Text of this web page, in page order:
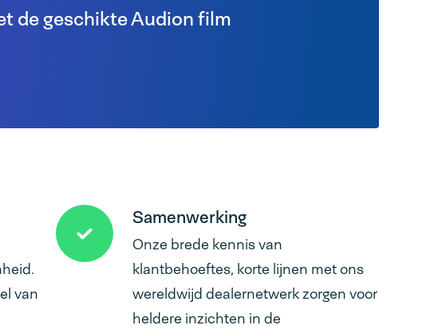
de geschikte Audion film
van
Samenwerking
Onze brede kennis van
klantbehoeftes, korte lijnen met ons
wereldwijd dealernetwerk zorgen voor
heldere inzichten in de